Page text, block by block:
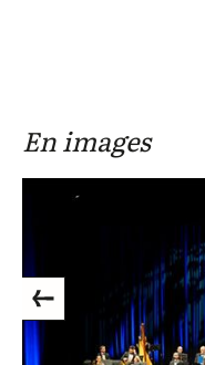
En images
Previous